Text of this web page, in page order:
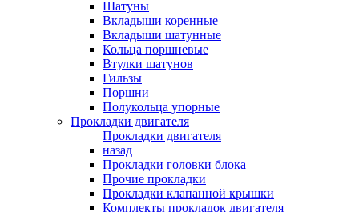
Шатуны
Вкладыши коренные
Вкладыши шатунные
Кольца поршневые
Втулки шатунов
Гильзы
Поршни
Полукольца упорные
Прокладки двигателя
Прокладки двигателя
назад
Прокладки головки блока
Прочие прокладки
Прокладки клапанной крышки
Комплекты прокладок двигателя